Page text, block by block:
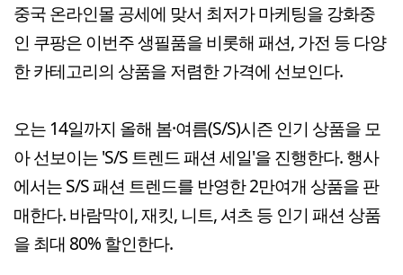
중국 온라인몰 공세에 맞서 최저가 마케팅을 강화중
인 쿠팡은 이번주 생필품을 비롯해 패션, 가전 등 다양
한 카테고리의 상품을 저렴한 가격에 선보인다.
오는 14일까지 올해 봄·여름(S/S)시즌 인기 상품을 모
아 선보이는 'S/S 트렌드 패션 세일'을 진행한다. 행사
에서는 S/S 패션 트렌드를 반영한 2만여개 상품을 판
매한다. 바람막이, 재킷, 니트, 셔츠 등 인기 패션 상품
을 최대 80% 할인한다.